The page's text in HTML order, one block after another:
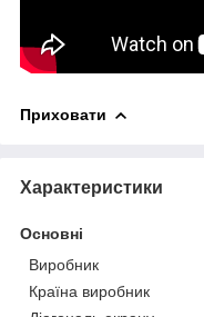
Приховати
Характеристики
Основні
Виробник
Країна виробник